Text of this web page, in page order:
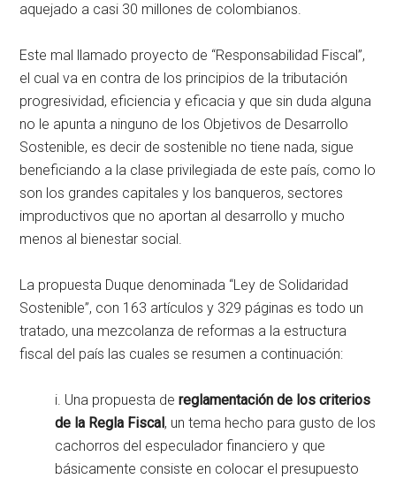
aquejado a casi 30 millones de colombianos.
Este mal llamado proyecto de “Responsabilidad Fiscal”,
el cual va en contra de los principios de la tributación
progresividad, eficiencia y eficacia y que sin duda alguna
no le apunta a ninguno de los Objetivos de Desarrollo
Sostenible, es decir de sostenible no tiene nada, sigue
beneficiando a la clase privilegiada de este país, como lo
son los grandes capitales y los banqueros, sectores
improductivos que no aportan al desarrollo y mucho
menos al bienestar social.
La propuesta Duque denominada “Ley de Solidaridad
Sostenible”, con 163 artículos y 329 páginas es todo un
tratado, una mezcolanza de reformas a la estructura
fiscal del país las cuales se resumen a continuación:
i. Una propuesta dereglamentación de los criterios
de la Regla Fiscal, un tema hecho para gusto de los
cachorros del especulador financiero y que
básicamente consiste en colocar el presupuesto